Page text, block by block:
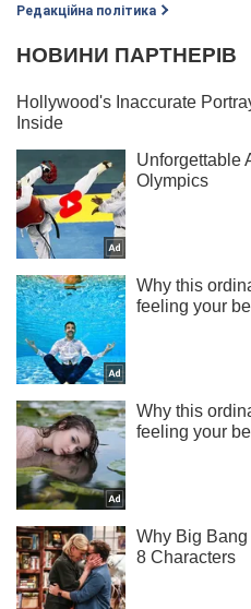
Редакційна політика